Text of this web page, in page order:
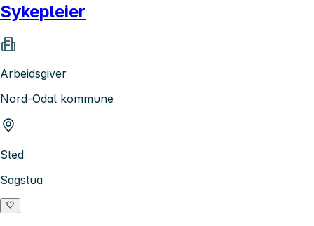
Sykepleier
Arbeidsgiver
Nord-Odal kommune
Sted
Sagstua